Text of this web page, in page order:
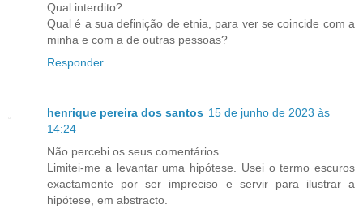
Qual interdito?
Qual é a sua definição de etnia, para ver se coincide com a
minha e com a de outras pessoas?
Responder
henrique pereira dos santos 15 de junho de 2023 às
14:24
Não percebi os seus comentários.
Limitei-me a levantar uma hipótese. Usei o termo escuros
exactamente por ser impreciso e servir para ilustrar a
hipótese, em abstracto.